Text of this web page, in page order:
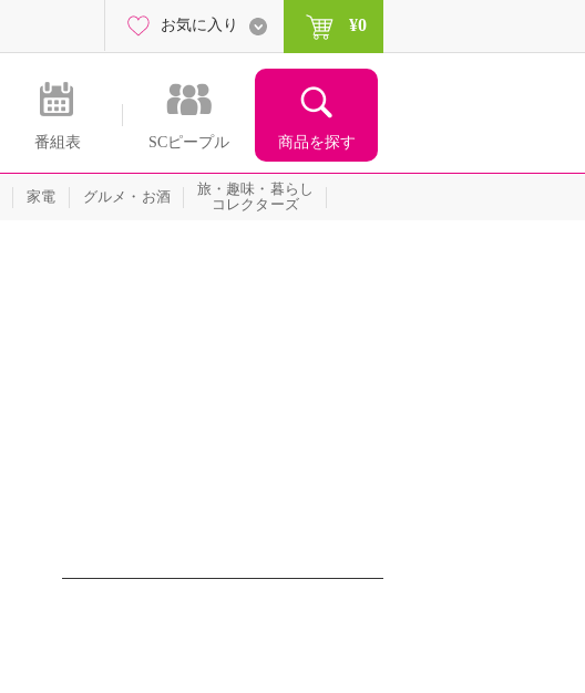
番組表 SCピープル 商品を探す
お気に入り ¥0
家電 グルメ・お酒
旅・趣味・暮らし
コレクターズ